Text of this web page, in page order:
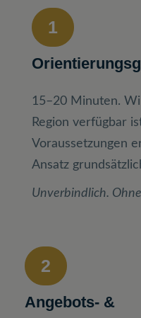
1
15–20 Minuten.
Region verfügbar
Voraussetzungen
Ansatz
Unverbindlich.
2
Angebots- &